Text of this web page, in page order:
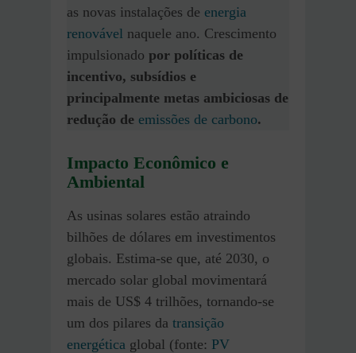
as novas instalações de energia
renovável naquele ano​. Crescimento
impulsionado por políticas de
incentivo, subsídios e
principalmente metas ambiciosas de
redução de emissões de carbono.
Impacto Econômico e
Ambiental
As usinas solares estão atraindo
bilhões de dólares em investimentos
globais. Estima-se que, até 2030, o
mercado solar global movimentará
mais de US$ 4 trilhões, tornando-se
um dos pilares da transição
energética global​ (fonte: PV